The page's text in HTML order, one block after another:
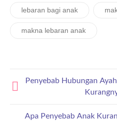
lebaran bagi anak
makna lebaran anak
Apa Penyebab Anak
Penyebab Hubungan